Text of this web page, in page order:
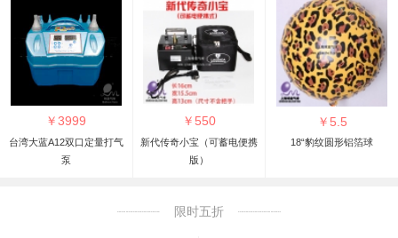
￥3999
台湾大蓝A12双口定量打气
泵
￥ 550
新代传奇小宝（可蓄电便携
版）
￥ 5.5
18“豹纹圆形铝箔球
限时五折